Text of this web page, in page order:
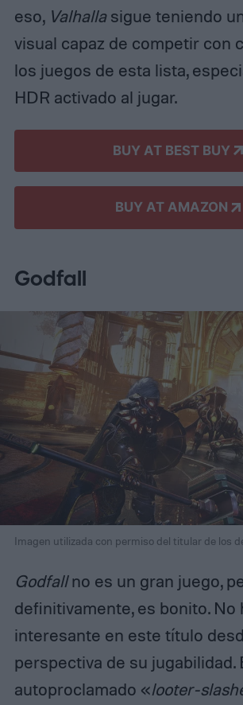
eso, Valhallasigue teniendo
visual capaz de competir con
los juegos de esta lista,
HDR activado al jugar.
BUY AT BEST BUY
BUY AT AMAZON
Godfall
Imagen utilizada con permiso del titular de los
Godfallno es un gran juego,
definitivamente, es bonito. No
interesante en este título
perspectiva de su jugabilidad.
autoproclamado «looter-